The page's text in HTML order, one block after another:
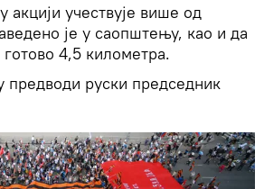
акцији учествује више од
је у саопштењу, као и да
готово 4,5 километра.
предводи руски председник